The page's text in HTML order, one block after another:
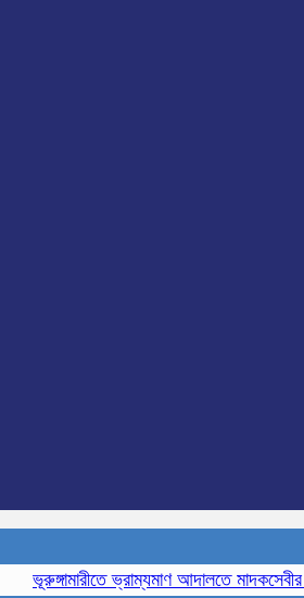
ভূরুঙ্গামারীতে ভ্রাম্যমাণ আদালতে মাদকসেবীর এক